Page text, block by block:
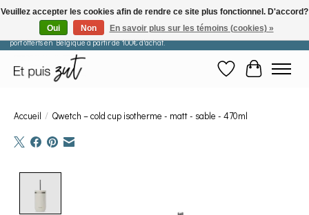
Les commandes passées après le 29 juillet seront expédiées à partir du 11 août. Frais de
port offerts en Belgique à partir de 100€ d'achat.
Liste de souhaits
Panier
Accueil / Qwetch – cold cup isotherme - matt - sable - 470ml
Veuillez accepter les cookies afin de rendre ce site plus fonctionnel. D'accord?
Oui
Non En savoir plus sur les témoins (cookies) »